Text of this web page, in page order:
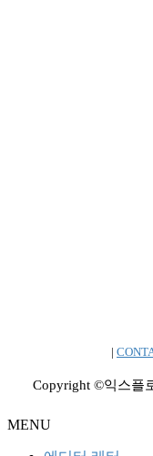
|
Copyright ©익스플
MENU